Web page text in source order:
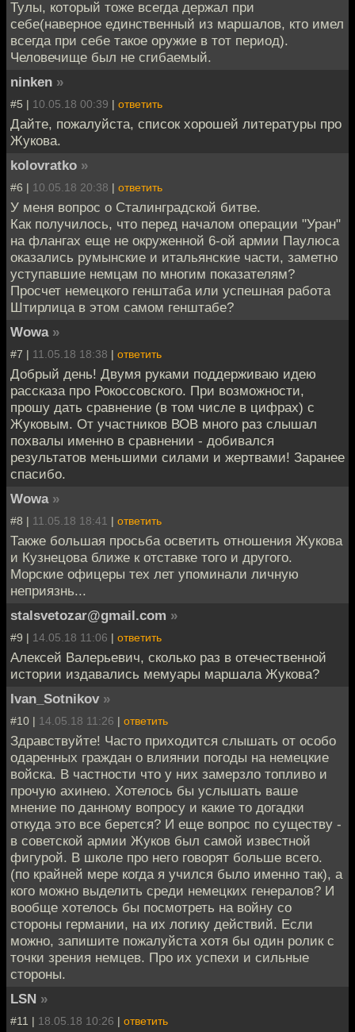
Тулы, который тоже всегда держал при
себе(наверное единственный из маршалов, кто имел
всегда при себе такое оружие в тот период).
Человечище был не сгибаемый.
ninken »
#5 | 10.05.18 00:39 | ответить
Дайте, пожалуйста, список хорошей литературы про
Жукова.
kolovratko »
#6 | 10.05.18 20:38 | ответить
У меня вопрос о Сталинградской битве.
Как получилось, что перед началом операции "Уран"
на флангах еще не окруженной 6-ой армии Паулюса
оказались румынские и итальянские части, заметно
уступавшие немцам по многим показателям?
Просчет немецкого генштаба или успешная работа
Штирлица в этом самом генштабе?
Wowa »
#7 | 11.05.18 18:38 | ответить
Добрый день! Двумя руками поддерживаю идею
рассказа про Рокоссовского. При возможности,
прошу дать сравнение (в том числе в цифрах) с
Жуковым. От участников ВОВ много раз слышал
похвалы именно в сравнении - добивался
результатов меньшими силами и жертвами! Заранее
спасибо.
Wowa »
#8 | 11.05.18 18:41 | ответить
Также большая просьба осветить отношения Жукова
и Кузнецова ближе к отставке того и другого.
Морские офицеры тех лет упоминали личную
неприязнь...
stalsvetozar@gmail.com »
#9 | 14.05.18 11:06 | ответить
Алексей Валерьевич, сколько раз в отечественной
истории издавались мемуары маршала Жукова?
Ivan_Sotnikov »
#10 | 14.05.18 11:26 | ответить
Здравствуйте! Часто приходится слышать от особо
одаренных граждан о влиянии погоды на немецкие
войска. В частности что у них замерзло топливо и
прочую ахинею. Хотелось бы услышать ваше
мнение по данному вопросу и какие то догадки
откуда это все берется? И еще вопрос по существу -
в советской армии Жуков был самой известной
фигурой. В школе про него говорят больше всего.
(по крайней мере когда я учился было именно так), а
кого можно выделить среди немецких генералов? И
вообще хотелось бы посмотреть на войну со
стороны германии, на их логику действий. Если
можно, запишите пожалуйста хотя бы один ролик с
точки зрения немцев. Про их успехи и сильные
стороны.
LSN »
#11 | 18.05.18 10:26 | ответить